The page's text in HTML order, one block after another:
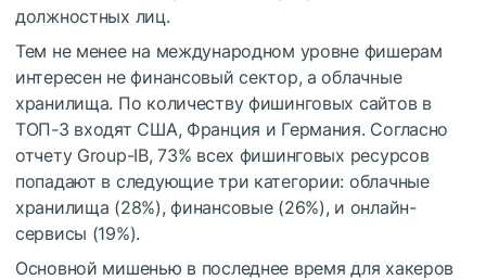
должностных лиц.
Тем не менее на международном уровне фишерам
интересен не финансовый сектор, а облачные
хранилища. По количеству фишинговых сайтов в
ТОП-3 входят США, Франция и Германия. Согласно
отчету Group-IB, 73% всех фишинговых ресурсов
попадают в следующие три категории: облачные
хранилища (28%), финансовые (26%), и онлайн-
сервисы (19%).
Основной мишенью в последнее время для хакеров